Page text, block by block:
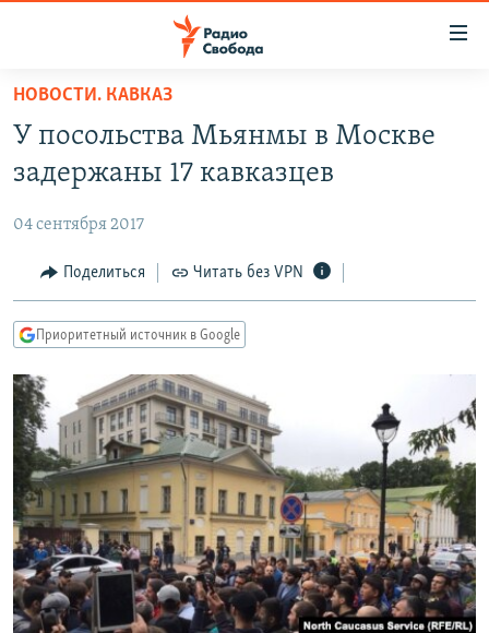
упрощенного
доступа
основному
Вернутся
главной
навигации
Вернутся
поиску
АВТОРСКИЕ ПРОЕКТЫ
ЦИТАТЫ СВОБОДЫ
МНЕНИЯ
IDEL.РЕАЛИИ
КАВКАЗ.РЕАЛИИ
СЕВЕР.РЕАЛИИ
СИБИРЬ.РЕАЛИИ
РАСПИСАНИЕ ВЕЩАНИЯ
ПОДПИШИТЕСЬ НА РАССЫЛКУ
СОЦИАЛЬНЫЕ СЕТИ
НОВОСТИ. КАВКАЗ
У посольства Мьянмы в Москве
задержаны 17 кавказцев
04 сентября 2017
Поделиться Читать без VPN
Приоритетный источник в Google